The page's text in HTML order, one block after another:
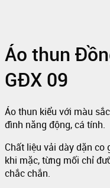
Áo thun
GĐX 09
Áo thun kiểu với màu
đình năng động, cá tính.
Chất liệu vải dày dặn co
khi mặc, từng mối chỉ
chắc chắn.